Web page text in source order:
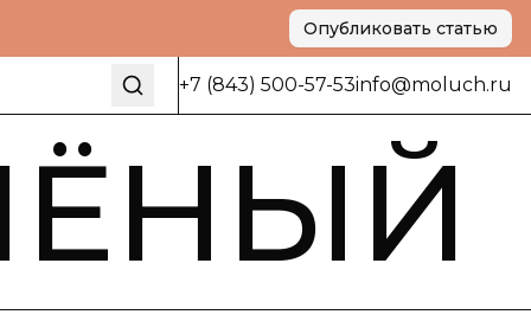
Опубликовать статью
+7 (843) 500-57-53info@moluch.ru